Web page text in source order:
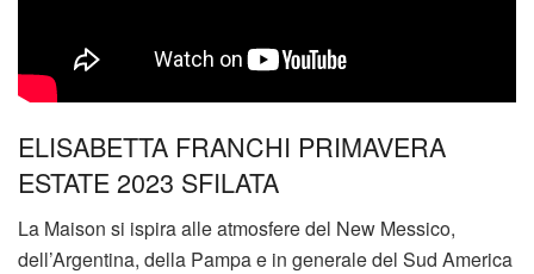
ELISABETTA FRANCHI PRIMAVERA
ESTATE 2023 SFILATA
La Maison si ispira alle atmosfere del New Messico,
dell’Argentina, della Pampa e in generale del Sud America